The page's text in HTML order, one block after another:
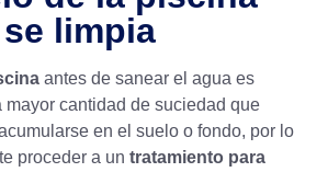
limpia
antes de sanear el agua es
mayor cantidad de suciedad que
en el suelo o fondo, por lo
proceder a un tratamiento para